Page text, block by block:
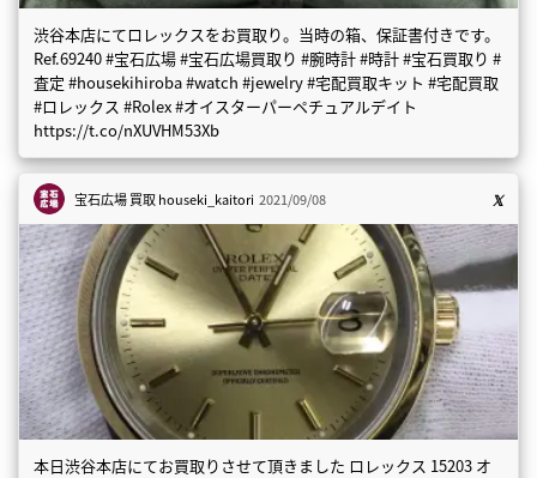
渋谷本店にてロレックスをお買取り。当時の箱、保証書付きです。
Ref.69240 #宝石広場 #宝石広場買取り #腕時計 #時計 #宝石買取り #
査定 #housekihiroba #watch #jewelry #宅配買取キット #宅配買取
#ロレックス #Rolex #オイスターパーペチュアルデイト
https://t.co/nXUVHM53Xb
宝石広場 買取houseki_kaitori 2021/09/08
本日渋谷本店にてお買取りさせて頂きました ロレックス 15203 オ